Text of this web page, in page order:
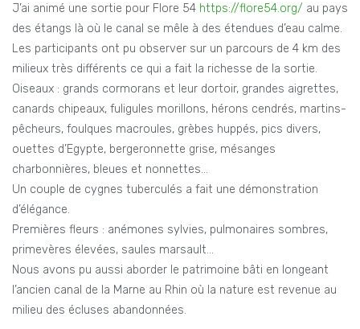
J’ai animé une sortie pour Flore 54 https://flore54.org/ au pays
des étangs là où le canal se mêle à des étendues d’eau calme.
Les participants ont pu observer sur un parcours de 4 km des
milieux très différents ce qui a fait la richesse de la sortie.
Oiseaux : grands cormorans et leur dortoir, grandes aigrettes,
canards chipeaux, fuligules morillons, hérons cendrés, martins-
pêcheurs, foulques macroules, grèbes huppés, pics divers,
ouettes d’Egypte, bergeronnette grise, mésanges
charbonnières, bleues et nonnettes…
Un couple de cygnes tuberculés a fait une démonstration
d’élégance.
Premières fleurs : anémones sylvies, pulmonaires sombres,
primevères élevées, saules marsault…
Nous avons pu aussi aborder le patrimoine bâti en longeant
l’ancien canal de la Marne au Rhin où la nature est revenue au
milieu des écluses abandonnées.